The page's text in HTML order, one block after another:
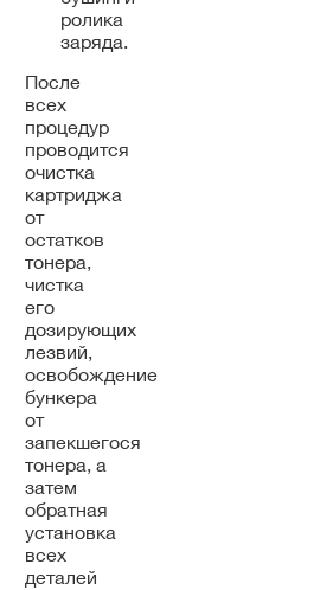
ролика
заряда.
После
всех
процедур
проводится
очистка
картриджа
от
остатков
тонера,
чистка
его
дозирующих
лезвий,
освобождение
бункера
от
запекшегося
тонера, а
затем
обратная
установка
всех
деталей